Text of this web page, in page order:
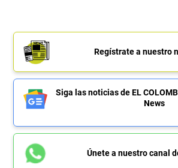
Regístrate a nuestro
Siga las noticias de EL
News
Únete a nuestro canal